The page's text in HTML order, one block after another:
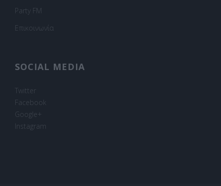
Party FM
Επικοινωνία
SOCIAL MEDIA
Twitter
Facebook
Google+
Instagram